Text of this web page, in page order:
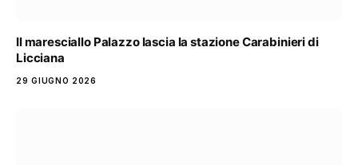
Il maresciallo Palazzo lascia la stazione Carabinieri di
Licciana
29 GIUGNO 2026